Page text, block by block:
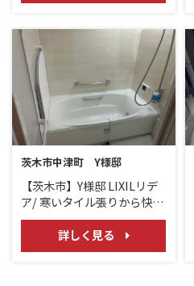
茨木市中津町 Y様邸
【茨木市】Y様邸 LIXILリデ
ア/ 寒いタイル張りから快適
ユニットバスへ
詳しく見る